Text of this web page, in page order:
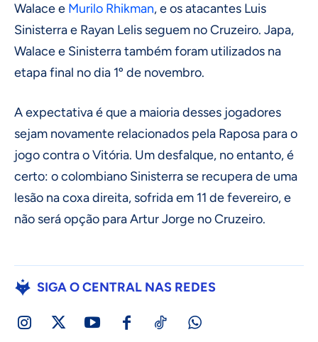
Walace e Murilo Rhikman, e os atacantes Luis
Sinisterra e Rayan Lelis seguem no Cruzeiro. Japa,
Walace e Sinisterra também foram utilizados na
etapa final no dia 1º de novembro.
A expectativa é que a maioria desses jogadores
sejam novamente relacionados pela Raposa para o
jogo contra o Vitória. Um desfalque, no entanto, é
certo: o colombiano Sinisterra se recupera de uma
lesão na coxa direita, sofrida em 11 de fevereiro, e
não será opção para Artur Jorge no Cruzeiro.
SIGA O CENTRAL NAS REDES